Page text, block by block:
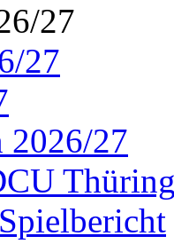
27
27
2026/27